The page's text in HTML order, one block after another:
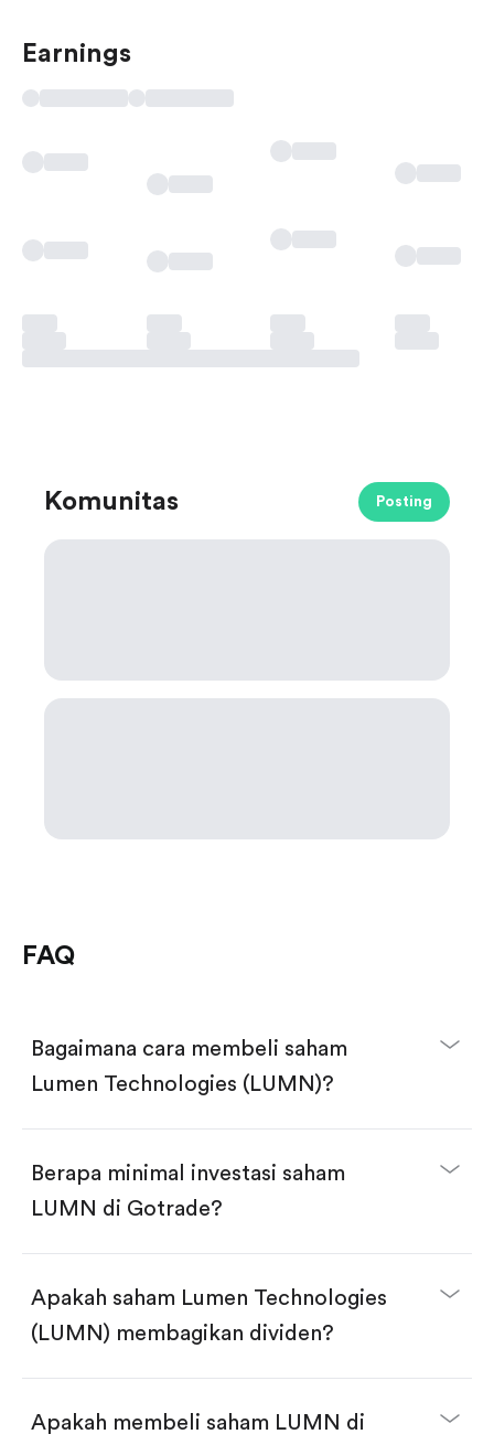
Earnings
Komunitas Posting
FAQ
Bagaimana cara membeli saham
Lumen Technologies (LUMN)?
Buka akun dan selesaikan KYC.
Lakukan deposit.
Cari kode "LUMN", lalu klik "Trade".
Klik tombol "Buy".
dua pilihan:
Beli saham secara fractional dalam jumlah
Berapa minimal investasi saham
LUMN di Gotrade?
Apakah saham Lumen Technologies
(LUMN) membagikan dividen?
Apakah membeli saham LUMN di